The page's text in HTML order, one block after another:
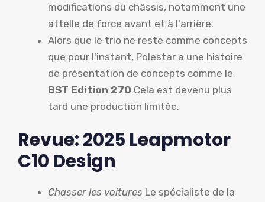
modifications du châssis, notamment une
attelle de force avant et à l'arrière.
Alors que le trio ne reste comme concepts
que pour l'instant, Polestar a une histoire
de présentation de concepts comme le
BST Edition 270 Cela est devenu plus
tard une production limitée.
Revue: 2025 Leapmotor
C10 Design
Chasser les voitures Le spécialiste de la